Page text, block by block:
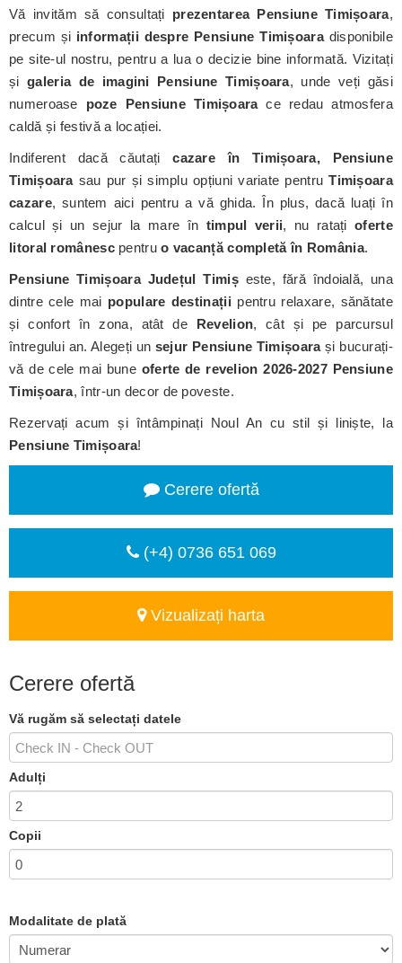
Vă invităm să consultați prezentarea Pensiune Timișoara,
precum și informații despre Pensiune Timișoaradisponibile
pe site-ul nostru, pentru a lua o decizie bine informată. Vizitați
șigaleria de imagini Pensiune Timișoara, unde veți găsi
numeroase poze Pensiune Timișoarace redau atmosfera
caldă și festivă a locației.
Indiferent dacă căutațicazare în Timișoara, Pensiune
Timișoarasau pur și simplu opțiuni variate pentruTimișoara
cazare, suntem aici pentru a vă ghida. În plus, dacă luați în
calcul și un sejur la mare în timpul verii, nu ratațioferte
litoral românescpentruo vacanță completă în România.
Pensiune Timișoara Județul Timișeste, fără îndoială, una
dintre cele mai populare destinații pentru relaxare, sănătate
și confort în zona, atât de Revelion, cât și pe parcursul
întregului an. Alegeți un sejur Pensiune Timișoarași bucurați-
vă de cele mai bune oferte de revelion 2026-2027 Pensiune
Timișoara, într-un decor de poveste.
Rezervați acum și întâmpinați Noul An cu stil și liniște, la
Pensiune Timișoara!
Cerere ofertă
(+4) 0736 651 069
Vizualizați harta
Cerere ofertă
Vă rugăm să selectați datele
Adulți
Copii
Modalitate de plată